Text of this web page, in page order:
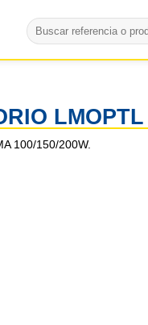
Buscar
por:
LMOPTL
100/150/200W.